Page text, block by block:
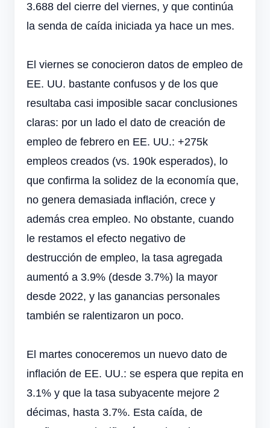
3.688 del cierre del viernes, y que continúa
la senda de caída iniciada ya hace un mes.
El viernes se conocieron datos de empleo de
EE. UU. bastante confusos y de los que
resultaba casi imposible sacar conclusiones
claras: por un lado el dato de creación de
empleo de febrero en EE. UU.: +275k
empleos creados (vs. 190k esperados), lo
que confirma la solidez de la economía que,
no genera demasiada inflación, crece y
además crea empleo. No obstante, cuando
le restamos el efecto negativo de
destrucción de empleo, la tasa agregada
aumentó a 3.9% (desde 3.7%) la mayor
desde 2022, y las ganancias personales
también se ralentizaron un poco.
El martes conoceremos un nuevo dato de
inflación de EE. UU.: se espera que repita en
3.1% y que la tasa subyacente mejore 2
décimas, hasta 3.7%. Esta caída, de